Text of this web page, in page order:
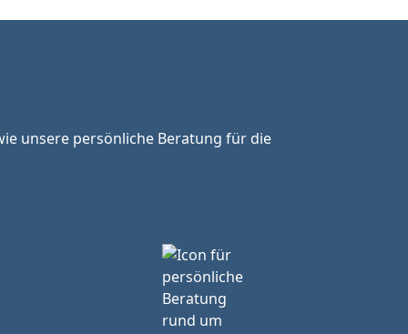
unsere persönliche Beratung für die